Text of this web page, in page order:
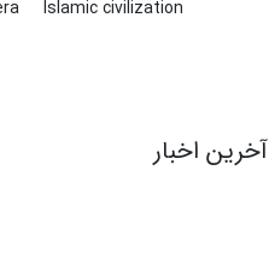
Islamic civilization
آخرین اخبار